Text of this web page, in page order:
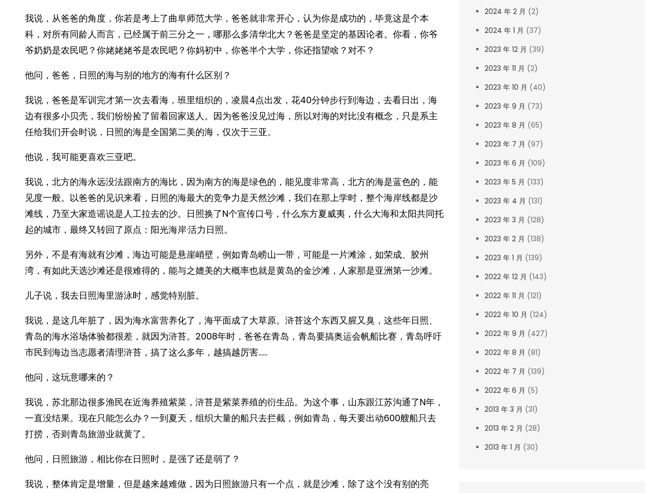
我说，从爸爸的角度，你若是考上了曲阜师范大学，爸爸就非常开心，认为你是成功的，毕竟这是个本
科，对所有同龄人而言，已经属于前三分之一，哪那么多清华北大？爸爸是坚定的基因论者。你看，你爷
爷奶奶是农民吧？你姥姥姥爷是农民吧？你妈初中，你爸半个大学，你还指望啥？对不？
他问，爸爸，日照的海与别的地方的海有什么区别？
我说，爸爸是军训完才第一次去看海，班里组织的，凌晨4点出发，花40分钟步行到海边，去看日出，海
边有很多小贝壳，我们纷纷捡了留着回家送人。因为爸爸没见过海，所以对海的对比没有概念，只是系主
任给我们开会时说，日照的海是全国第二美的海，仅次于三亚。
他说，我可能更喜欢三亚吧。
我说，北方的海永远没法跟南方的海比，因为南方的海是绿色的，能见度非常高，北方的海是蓝色的，能
见度一般。以爸爸的见识来看，日照的海最大的竞争力是天然沙滩，我们在那上学时，整个海岸线都是沙
滩线，乃至大家造谣说是人工拉去的沙。日照换了N个宣传口号，什么东方夏威夷，什么大海和太阳共同托
起的城市，最终又转回了原点：阳光海岸·活力日照。
另外，不是有海就有沙滩，海边可能是悬崖峭壁，例如青岛崂山一带，可能是一片滩涂，如荣成、胶州
湾，有如此天选沙滩还是很难得的，能与之媲美的大概率也就是黄岛的金沙滩，人家那是亚洲第一沙滩。
儿子说，我去日照海里游泳时，感觉特别脏。
我说，是这几年脏了，因为海水富营养化了，海平面成了大草原。浒苔这个东西又腥又臭，这些年日照、
青岛的海水浴场体验都很差，就因为浒苔。2008年时，爸爸在青岛，青岛要搞奥运会帆船比赛，青岛呼吁
市民到海边当志愿者清理浒苔，搞了这么多年，越搞越厉害……
他问，这玩意哪来的？
我说，苏北那边很多渔民在近海养殖紫菜，浒苔是紫菜养殖的衍生品。为这个事，山东跟江苏沟通了N年，
一直没结果。现在只能怎么办？一到夏天，组织大量的船只去拦截，例如青岛，每天要出动600艘船只去
打捞，否则青岛旅游业就黄了。
他问，日照旅游，相比你在日照时，是强了还是弱了？
我说，整体肯定是增量，但是越来越难做，因为日照旅游只有一个点，就是沙滩，除了这个没有别的亮
2024 年 2 月 (2)
2024 年 1 月 (37)
2023 年 12 月 (39)
2023 年 11 月 (2)
2023 年 10 月 (40)
2023 年 9 月 (73)
2023 年 8 月 (65)
2023 年 7 月 (97)
2023 年 6 月 (109)
2023 年 5 月 (133)
2023 年 4 月 (131)
2023 年 3 月 (128)
2023 年 2 月 (138)
2023 年 1 月 (139)
2022 年 12 月 (143)
2022 年 11 月 (121)
2022 年 10 月 (124)
2022 年 9 月 (427)
2022 年 8 月 (81)
2022 年 7 月 (139)
2022 年 6 月 (5)
2013 年 3 月 (31)
2013 年 2 月 (28)
2013 年 1 月 (30)